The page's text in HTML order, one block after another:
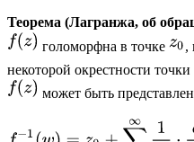
Теорема (Лагранжа, об
голоморфна в точке
,
некоторой окрестности точки
может быть